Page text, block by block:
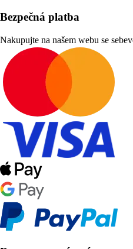
Bezpečná platba
Nakupujte na našem webu se